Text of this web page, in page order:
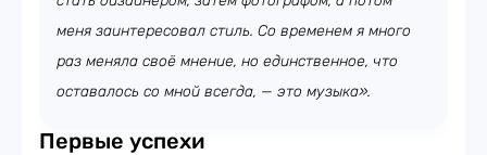
меня заинтересовал стиль. Со временем я много
раз меняла своё мнение, но единственное, что
оставалось со мной всегда, — это музыка».
Первые успехи